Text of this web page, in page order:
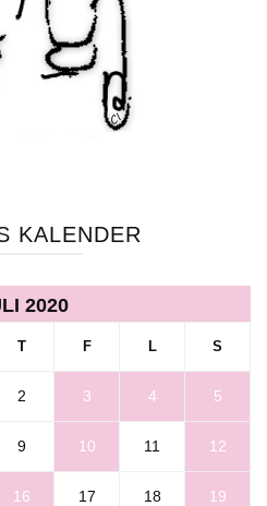
KALENDER
2020
T F L S
2 3 4 5
9 10 11 12
16 17 18 19